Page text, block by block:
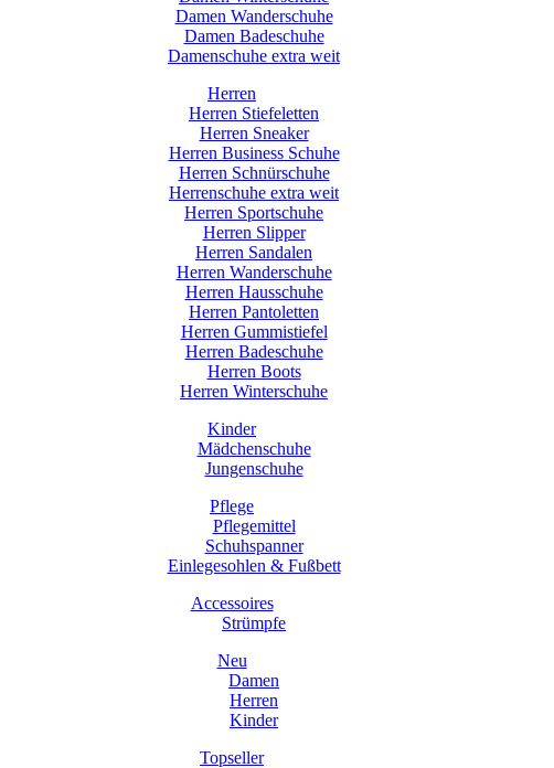
Damen Wanderschuhe
Damen Badeschuhe
Damenschuhe extra weit
Herren
Herren Stiefeletten
Herren Sneaker
Herren Business Schuhe
Herren Schnürschuhe
Herrenschuhe extra weit
Herren Sportschuhe
Herren Slipper
Herren Sandalen
Herren Wanderschuhe
Herren Hausschuhe
Herren Pantoletten
Herren Gummistiefel
Herren Badeschuhe
Herren Boots
Herren Winterschuhe
Kinder
Mädchenschuhe
Jungenschuhe
Pflege
Pflegemittel
Schuhspanner
Einlegesohlen & Fußbett
Accessoires
Strümpfe
Neu
Damen
Herren
Kinder
Topseller